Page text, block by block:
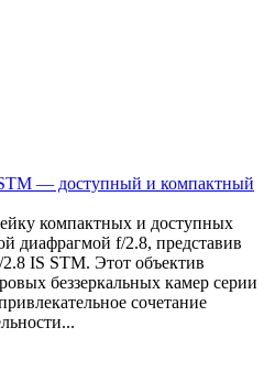
— доступный и компактный
компактных и доступных
диафрагмой f/2.8, представив
IS STM. Этот объектив
беззеркальных камер серии
сочетание